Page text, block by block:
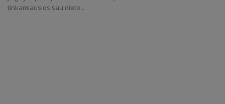
tinkamiausios sau dieto...